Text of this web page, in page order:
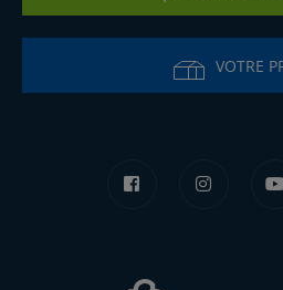
VOTRE